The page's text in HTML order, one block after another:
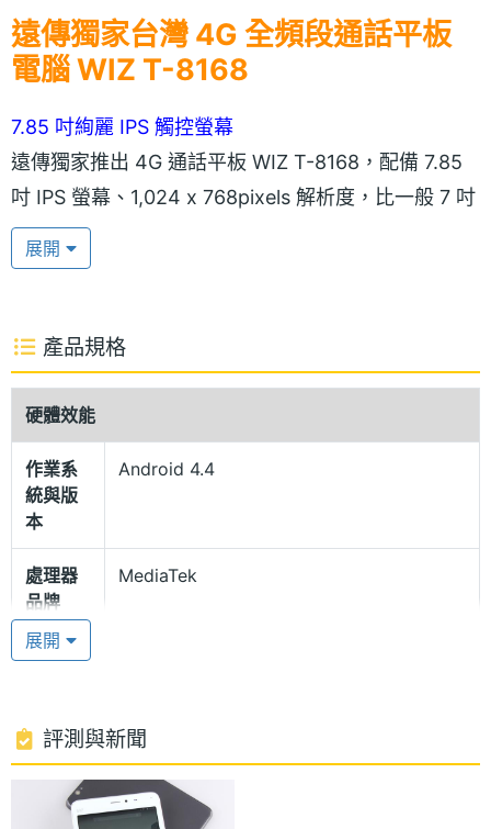
遠傳獨家台灣 4G 全頻段通話平板
電腦 WIZ T-8168
7.85 吋絢麗 IPS 觸控螢幕
遠傳獨家推出 4G 通話平板 WIZ T-8168，配備 7.85
吋 IPS 螢幕、1,024 x 768pixels 解析度，比一般 7 吋
平板多了 25% 以上的閱覽視野，同時採用 4:3 的黃金
比例，閱讀、遊戲、看影片都舒服。8.8mm 輕薄機
尚，搭配符合人體工學的修邊，讓用戶能一手掌控，
機身背面的噴漆處理提供防刮、防指紋的功能，簡簡
單單就可以清理乾淨。
快速的處理性能
WIZ T-8168 內建聯發科 MediaTek MT6732, 1.5GHz
四核心處理器、1GB RAM / 8GB ROM 儲存空間，還
支援 microSD 記憶卡擴充至 32GB 儲存空間；運
行 Android 4.4.4 KitKat 行動作業系統，支持 OTA 軟
體升級，輕鬆看影片、玩遊戲、閱讀網頁都不易遇到
4G 高速網路
WIZ T-8168 內建前 200 萬畫素、後 500 萬畫素照相
展開
產品規格
硬體效能
作業系
統與版
本
Android 4.4
處理器
品牌
MediaTek
處理器
處理器
時脈
1.5 GHz
處理器
4
展開
評測與新聞